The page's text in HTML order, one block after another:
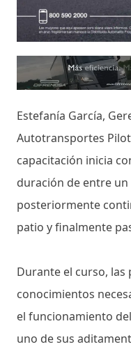
Estefanía García,
Autotransportes
capacitación inicia
duración de entre un
posteriormente
patio y finalmente
Durante el curso,
conocimientos
el funcionamiento
uno de sus